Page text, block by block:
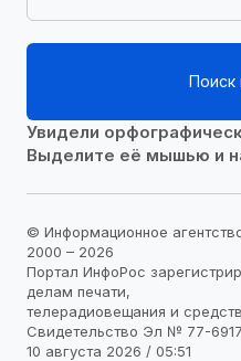
Поиск
Увидели
Выделите её мышью и
© Информационное
2000 – 2026
Портал ИнфоРос
делам печати,
телерадиовещания и
Свидетельство Эл № 77-
10 августа 2026 / 05:51